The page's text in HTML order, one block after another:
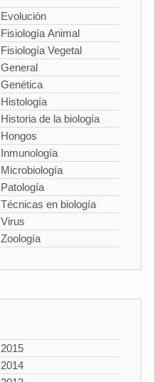
Evolución
Fisiología Animal
Fisiología Vegetal
General
Genética
Histología
Historia de la biología
Hongos
Inmunología
Microbiología
Patología
Técnicas en biología
Virus
Zoología
2015
2014